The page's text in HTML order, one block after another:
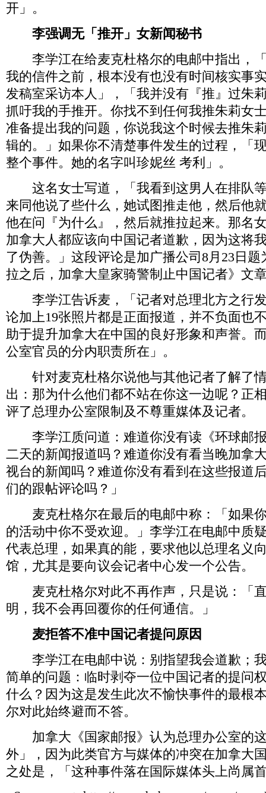
开」。
李强调无「推开」女新闻秘书
李学江在给麦克杜格尔的电邮中指出，
我的信件之前，根本没有也没有时间核实事
发稿室采访本人」，「我并没有『推』过朱
抓吁我的手推开。你找不到任何我推朱莉女
准备提出我的问题，你说我这个时候去推朱
辑的。」如果你不清楚事件发生的过程，「
整个事件。她的名字叫珍妮丝 考利」。
这名女士写道，「我看到这男人在排队
来同他说了些什么，她试图推走他，然后他
他在问『为什么』，然后就推拉起来。那名
加拿大人都应该向中国记者道歉，因为这将
了伪善。」这段评论是加广播公司8月23日
拉之后，加拿大皇家骑警制止中国记者》文
李学江告诉麦，「记者对总理北方之行发
论加上19张照片都是正面报道，并不负面也
助于提升加拿大在中国的良好形象和声誉。
公室官员的分内职责所在」。
针对麦克杜格尔说他与其他记者了解了
出：那为什么他们都不站在你这一边呢？正
评了总理办公室限制及不尊重媒体及记者。
李学江质问道：难道你没有读《环球邮
二天的新闻报道吗？难道你没有看当晚加拿
视台的新闻吗？难道你没有看到在这些报道
们的跟帖评论吗？」
麦克杜格尔在最后的电邮中称：「如果
的活动中你不受欢迎。」李学江在电邮中质
代表总理，如果真的能，要求他以总理名义
馆，尤其是要向议会记者中心发一个公告。
麦克杜格尔对此不再作声，只是说：「
明，我不会再回覆你的任何通信。」
麦拒答不准中国记者提问原因
李学江在电邮中说：别指望我会道歉；
简单的问题：临时剥夺一位中国记者的提问
什么？因为这是发生此次不愉快事件的最根
尔对此始终避而不答。
加拿大《国家邮报》认为总理办公室的
外」，因为此类官方与媒体的冲突在加拿大
之处是，「这种事件落在国际媒体头上尚属